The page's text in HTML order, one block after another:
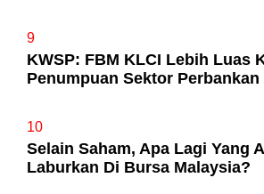
9
KWSP: FBM KLCI Lebih Luas
Penumpuan Sektor Perbankan
10
Selain Saham, Apa Lagi Yang
Laburkan Di Bursa Malaysia?